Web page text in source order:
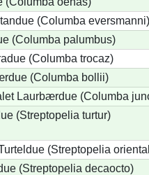
(Columba eversmanni)
(Columba palumbus)
(Columba trocaz)
(Columba bollii)
Laurbærdue (Columba
(Streptopelia turtur)
(Streptopelia
(Streptopelia decaocto)